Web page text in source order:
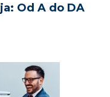
Od A do DA